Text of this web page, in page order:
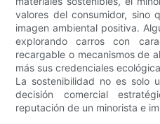
valores del consumidor, sino
imagen ambiental positiva.
explorando carros con
recargable o mecanismos de
más sus credenciales
La sostenibilidad no es solo
decisión comercial
reputación de un minorista e